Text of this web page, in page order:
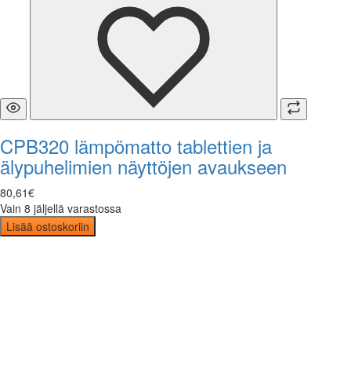
CPB320 lämpömatto tablettien ja
älypuhelimien näyttöjen avaukseen
80,61€
Vain 8 jäljellä varastossa
Lisää ostoskoriin